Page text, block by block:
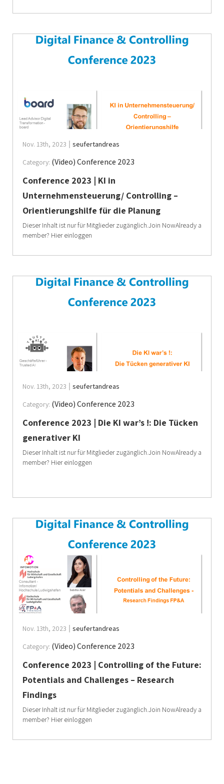
Nov. 13th, 2023
seufertandreas
Category: (Video) Conference 2023
Conference 2023 | KI in
Unternehmensteuerung/ Controlling –
Orientierungshilfe für die Planung
Dieser Inhalt ist nur für Mitglieder zugänglich.Join NowAlready a
member? Hier einloggen
Nov. 13th, 2023
seufertandreas
Category: (Video) Conference 2023
Conference 2023 | Die KI war’s !: Die Tücken
generativer KI
Dieser Inhalt ist nur für Mitglieder zugänglich.Join NowAlready a
member? Hier einloggen
Nov. 13th, 2023
seufertandreas
Category: (Video) Conference 2023
Conference 2023 | Controlling of the Future:
Potentials and Challenges – Research
Findings
Dieser Inhalt ist nur für Mitglieder zugänglich.Join NowAlready a
member? Hier einloggen